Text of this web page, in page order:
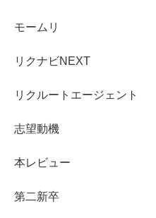
モームリ
リクナビNEXT
リクルートエージェント
志望動機
本レビュー
第二新卒